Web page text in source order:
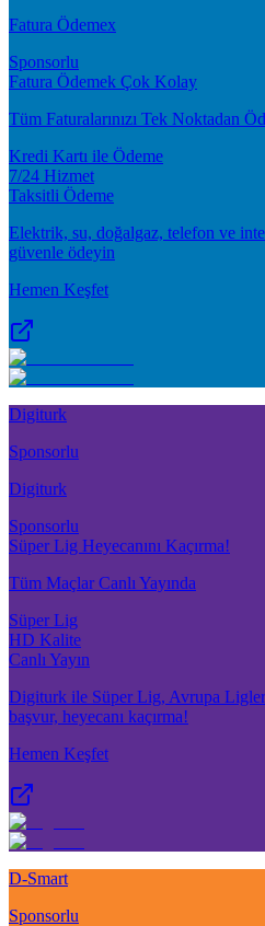
Fatura Ödemex
Sponsorlu
Fatura Ödemek Çok Kolay
Tüm Faturalarınızı Tek Noktadan
Kredi Kartı ile Ödeme
7/24 Hizmet
Taksitli Ödeme
Elektrik, su, doğalgaz, telefon ve
güvenle ödeyin
Hemen Keşfet
Digiturk
Sponsorlu
Digiturk
Sponsorlu
Süper Lig Heyecanını Kaçırma!
Tüm Maçlar Canlı Yayında
Süper Lig
HD Kalite
Canlı Yayın
Digiturk ile Süper Lig, Avrupa
başvur, heyecanı kaçırma!
Hemen Keşfet
D-Smart
Sponsorlu